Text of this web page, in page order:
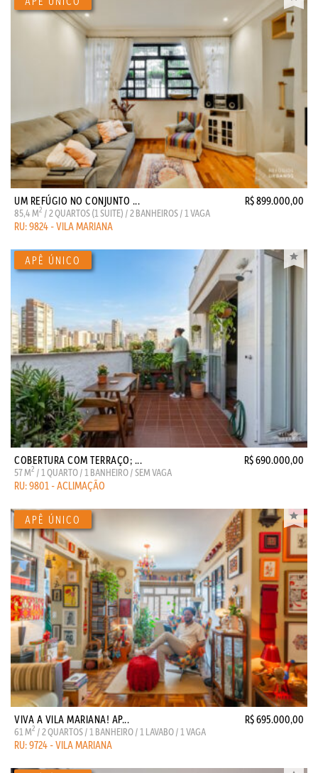
UM REFÚGIO NO CONJUNTO ... R$ 899.000,00
85,4 M2 / 2 QUARTOS (1 SUITE) / 2 BANHEIROS / 1 VAGA
RU: 9824 - VILA MARIANA
COBERTURA COM TERRAÇO; ... R$ 690.000,00
57 M2 / 1 QUARTO / 1 BANHEIRO / SEM VAGA
RU: 9801 - ACLIMAÇÃO
VIVA A VILA MARIANA! AP... R$ 695.000,00
61 M2 / 2 QUARTOS / 1 BANHEIRO / 1 LAVABO / 1 VAGA
RU: 9724 - VILA MARIANA